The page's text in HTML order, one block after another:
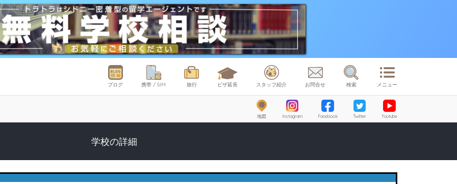
ブログ 携帯 / SIM 旅行 ビザ延長 スタッフ紹介 お問合せ 検索 メニュー
地図 Instagram Facebook Twitter Youtube
学校の詳細